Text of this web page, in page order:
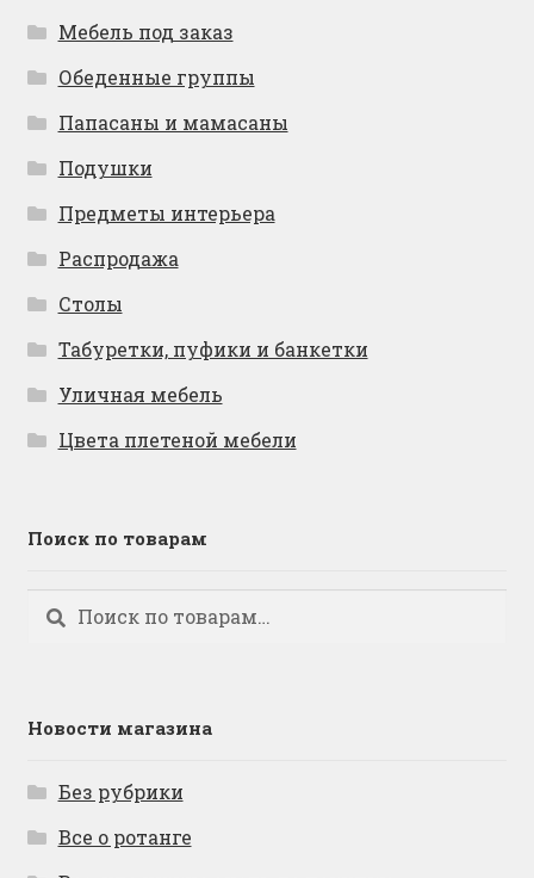
Мебель под заказ
Обеденные группы
Папасаны и мамасаны
Подушки
Предметы интерьера
Распродажа
Столы
Табуретки, пуфики и банкетки
Уличная мебель
Цвета плетеной мебели
Поиск по товарам
Искать:
Поиск
Новости магазина
Без рубрики
Все о ротанге